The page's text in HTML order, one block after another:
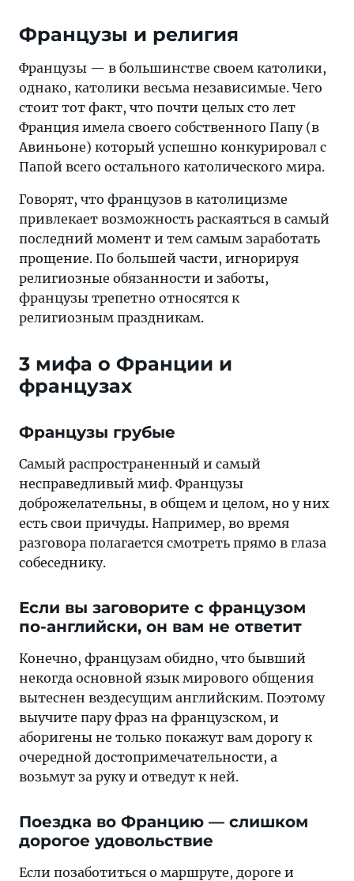
Французы и религия
Французы — в большинстве своем католики,
однако, католики весьма независимые. Чего
стоит тот факт, что почти целых сто лет
Франция имела своего собственного Папу (в
Авиньоне) который успешно конкурировал с
Папой всего остального католического мира.
Говорят, что французов в католицизме
привлекает возможность раскаяться в самый
последний момент и тем самым заработать
прощение. По большей части, игнорируя
религиозные обязанности и заботы,
французы трепетно относятся к
религиозным праздникам.
3 мифа о Франции и
французах
Французы грубые
Самый распространенный и самый
несправедливый миф. Французы
доброжелательны, в общем и целом, но у них
есть свои причуды. Например, во время
разговора полагается смотреть прямо в глаза
собеседнику.
Если вы заговорите с французом
по-английски, он вам не ответит
Конечно, французам обидно, что бывший
некогда основной язык мирового общения
вытеснен вездесущим английским. Поэтому
выучите пару фраз на французском, и
аборигены не только покажут вам дорогу к
очередной достопримечательности, а
возьмут за руку и отведут к ней.
Поездка во Францию — слишком
дорогое удовольствие
Если позаботиться о маршруте, дороге и